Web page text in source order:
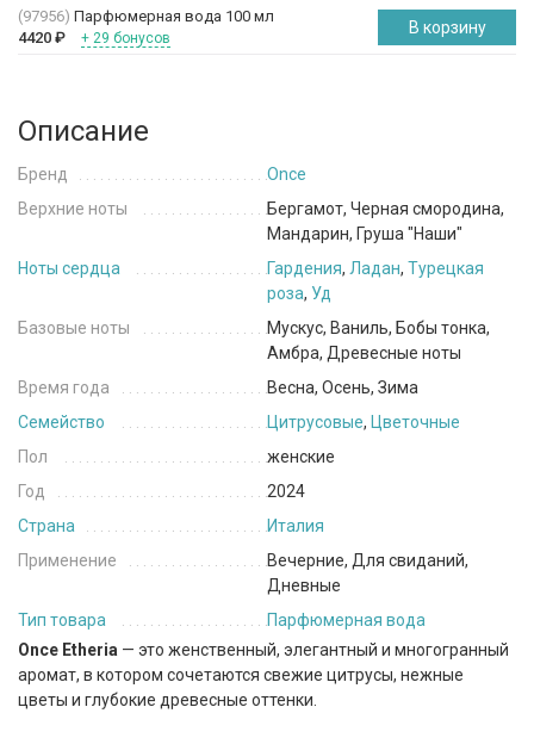
(97956) Парфюмерная вода 100 мл
4420 ₽ + 29 бонусов
В корзину
Описание
Бренд
Once
Верхние ноты
Бергамот, Черная смородина,
Мандарин, Груша "Наши"
Ноты сердца
Гардения, Ладан, Турецкая
роза, Уд
Базовые ноты
Мускус, Ваниль, Бобы тонка,
Амбра, Древесные ноты
Время года
Весна, Осень, Зима
Семейство
Цитрусовые, Цветочные
Пол
женские
Год
2024
Страна
Италия
Применение
Вечерние, Для свиданий,
Дневные
Тип товара
Парфюмерная вода
Once Etheria — это женственный, элегантный и многогранный
аромат, в котором сочетаются свежие цитрусы, нежные
цветы и глубокие древесные оттенки.